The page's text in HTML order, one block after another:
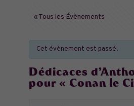
« Tous les Évènements
Cet évènement est passé.
Dédicaces
pour « Conan le